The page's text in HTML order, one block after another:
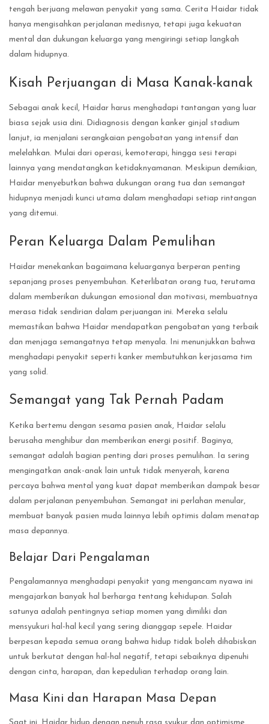
tengah berjuang melawan penyakit yang sama. Cerita Haidar tidak
hanya mengisahkan perjalanan medisnya, tetapi juga kekuatan
mental dan dukungan keluarga yang mengiringi setiap langkah
dalam hidupnya.
Kisah Perjuangan di Masa Kanak-kanak
Sebagai anak kecil, Haidar harus menghadapi tantangan yang luar
biasa sejak usia dini. Didiagnosis dengan kanker ginjal stadium
lanjut, ia menjalani serangkaian pengobatan yang intensif dan
melelahkan. Mulai dari operasi, kemoterapi, hingga sesi terapi
lainnya yang mendatangkan ketidaknyamanan. Meskipun demikian,
Haidar menyebutkan bahwa dukungan orang tua dan semangat
hidupnya menjadi kunci utama dalam menghadapi setiap rintangan
yang ditemui.
Peran Keluarga Dalam Pemulihan
Haidar menekankan bagaimana keluarganya berperan penting
sepanjang proses penyembuhan. Keterlibatan orang tua, terutama
dalam memberikan dukungan emosional dan motivasi, membuatnya
merasa tidak sendirian dalam perjuangan ini. Mereka selalu
memastikan bahwa Haidar mendapatkan pengobatan yang terbaik
dan menjaga semangatnya tetap menyala. Ini menunjukkan bahwa
menghadapi penyakit seperti kanker membutuhkan kerjasama tim
yang solid.
Semangat yang Tak Pernah Padam
Ketika bertemu dengan sesama pasien anak, Haidar selalu
berusaha menghibur dan memberikan energi positif. Baginya,
semangat adalah bagian penting dari proses pemulihan. Ia sering
mengingatkan anak-anak lain untuk tidak menyerah, karena
percaya bahwa mental yang kuat dapat memberikan dampak besar
dalam perjalanan penyembuhan. Semangat ini perlahan menular,
membuat banyak pasien muda lainnya lebih optimis dalam menatap
masa depannya.
Belajar Dari Pengalaman
Pengalamannya menghadapi penyakit yang mengancam nyawa ini
mengajarkan banyak hal berharga tentang kehidupan. Salah
satunya adalah pentingnya setiap momen yang dimiliki dan
mensyukuri hal-hal kecil yang sering dianggap sepele. Haidar
berpesan kepada semua orang bahwa hidup tidak boleh dihabiskan
untuk berkutat dengan hal-hal negatif, tetapi sebaiknya dipenuhi
dengan cinta, harapan, dan kepedulian terhadap orang lain.
Masa Kini dan Harapan Masa Depan